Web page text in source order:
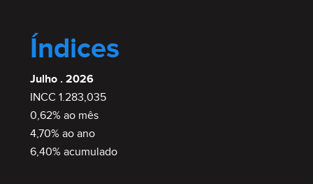
Índices
Julho . 2026
INCC 1.283,035
0,62% ao mês
4,70% ao ano
6,40% acumulado